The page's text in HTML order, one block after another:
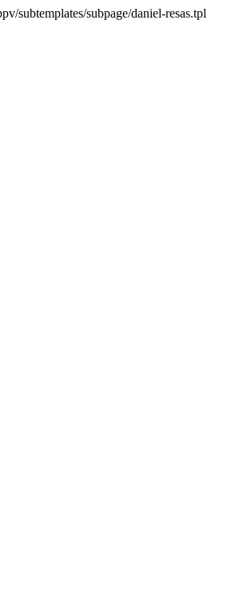
subtemplates/subpage/daniel-resas.tpl